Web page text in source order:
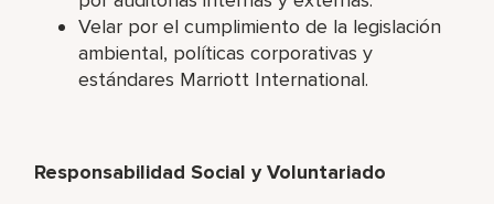
Velar por el cumplimiento de la legislación
ambiental, políticas corporativas y
estándares Marriott International.
Responsabilidad Social y Voluntariado